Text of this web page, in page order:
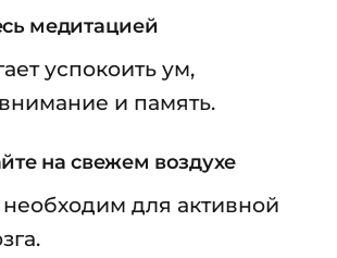
медитацией
успокоить ум,
и память.
на свежем воздухе
для активной